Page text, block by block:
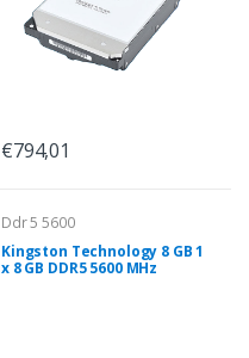
€794,01
Ddr 5 5600
Kingston Technology 8 GB 1
x 8 GB DDR5 5600 MHz